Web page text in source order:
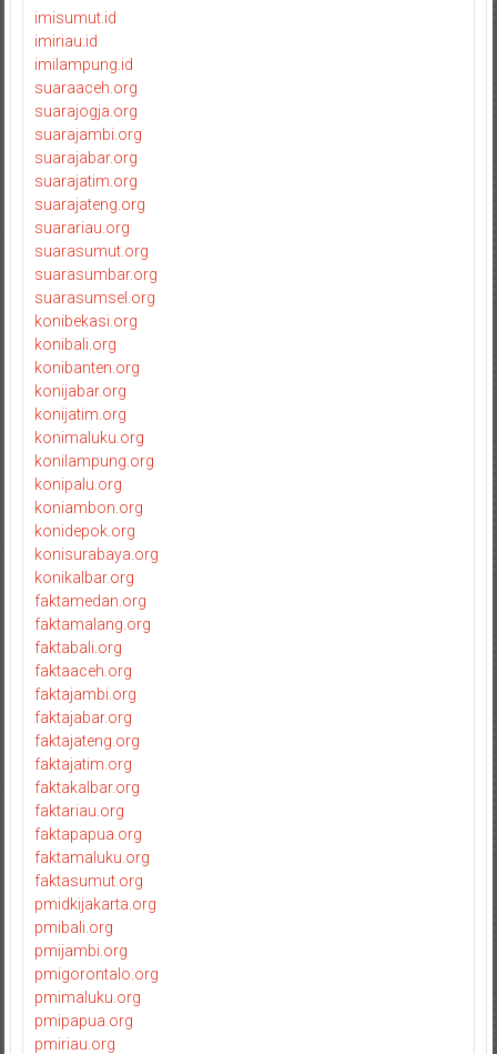
imisumut.id
imiriau.id
imilampung.id
suaraaceh.org
suarajogja.org
suarajambi.org
suarajabar.org
suarajatim.org
suarajateng.org
suarariau.org
suarasumut.org
suarasumbar.org
suarasumsel.org
konibekasi.org
konibali.org
konibanten.org
konijabar.org
konijatim.org
konimaluku.org
konilampung.org
konipalu.org
koniambon.org
konidepok.org
konisurabaya.org
konikalbar.org
faktamedan.org
faktamalang.org
faktabali.org
faktaaceh.org
faktajambi.org
faktajabar.org
faktajateng.org
faktajatim.org
faktakalbar.org
faktariau.org
faktapapua.org
faktamaluku.org
faktasumut.org
pmidkijakarta.org
pmibali.org
pmijambi.org
pmigorontalo.org
pmimaluku.org
pmipapua.org
pmiriau.org